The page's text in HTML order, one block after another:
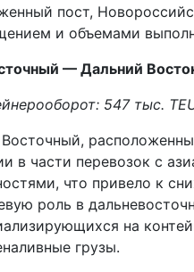
пост,
и объемами
— Дальний
547 тыс.
в части перевозок с
что привело к
роль в
на
грузы.